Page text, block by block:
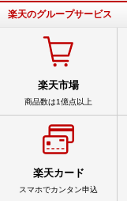
楽天のグループサービス
楽天市場
商品数は1億点以上
楽天カード
スマホでカンタン申込